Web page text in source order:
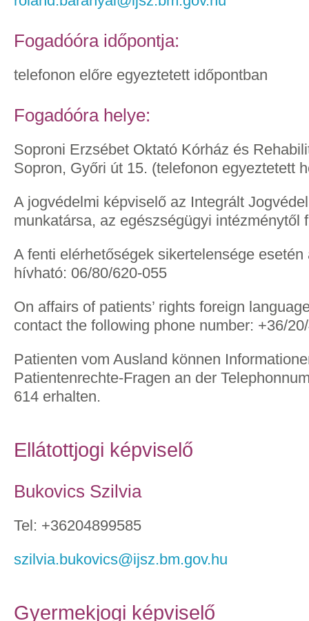
Fogadóóra időpontja:
telefonon előre egyeztetett időpontban
Fogadóóra helye:
Soproni Erzsébet Oktató Kórház és
Sopron, Győri út 15. (telefonon egyeztetett
A jogvédelmi képviselő az Integrált
munkatársa, az egészségügyi intézménytől
A fenti elérhetőségek sikertelensége
hívható: 06/80/620-055
On affairs of patients’ rights foreign
contact the following phone number: +36/
Patienten vom Ausland können
Patientenrechte-Fragen an der
614 erhalten.
Ellátottjogi képviselő
Bukovics Szilvia
Tel: +36204899585
szilvia.bukovics@ijsz.bm.gov.hu
Gyermekjogi képviselő